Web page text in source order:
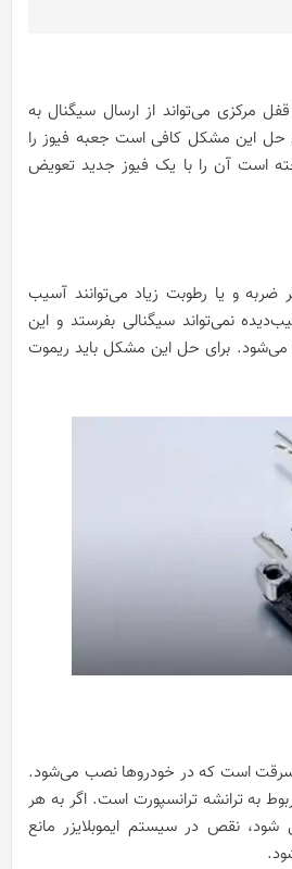
مرکزی می‌تواند از ارسال سیگنال به
حل این مشکل کافی است جعبه فیوز را
است آن را با یک فیوز جدید تعویض
ضربه و یا رطوبت زیاد می‌توانند آسیب
نمی‌تواند سیگنالی بفرستد و این
می‌شود. برای حل این مشکل باید ریموت
است که در خودرو‌ها نصب می‌شود.
به ترانشه ترانسپورت است. اگر به هر
شود، نقص در سیستم ایموبلایزر مانع